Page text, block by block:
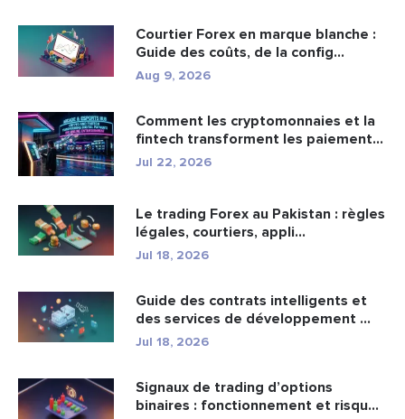
Courtier Forex en marque blanche :
Guide des coûts, de la config...
Aug 9, 2026
Comment les cryptomonnaies et la
fintech transforment les paiement...
Jul 22, 2026
Le trading Forex au Pakistan : règles
légales, courtiers, appli...
Jul 18, 2026
Guide des contrats intelligents et
des services de développement ...
Jul 18, 2026
Signaux de trading d’options
binaires : fonctionnement et risqu...